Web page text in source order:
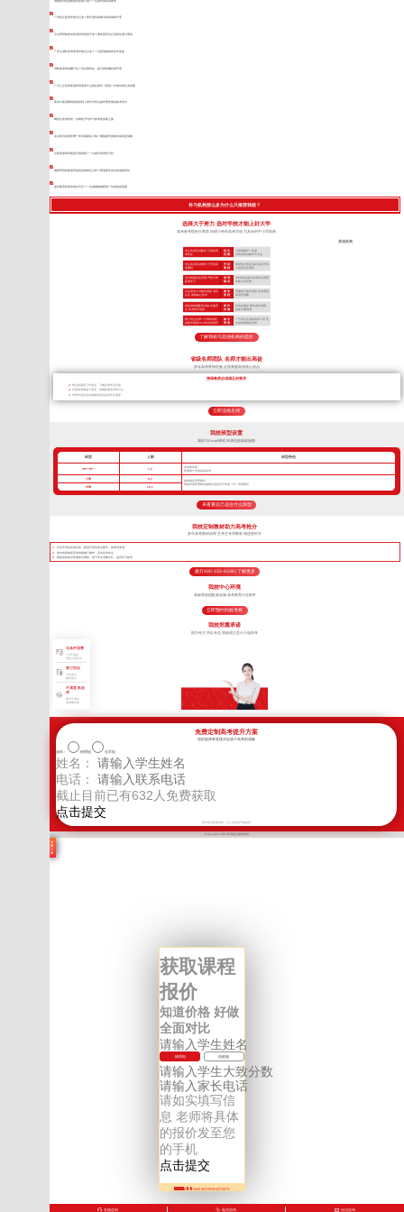
广安私立复读学校怎么选？家长避坑指南与真实体验分享
乐山寄宿制高考复读班到底值不值？课本回归法让高四生涨分更快
广安主城区高考复读学校怎么选？一位陪读妈妈的全年复盘
绵阳复读学校哪个好？别光看排名，提分真相藏在细节里
广元公立高考复读班到底靠什么留住家长？陪读一年摸出的扎实答案
新东方复读费用真的贵吗？家长与学生如何理性规划备考支出
舞蹈生复读学校：自律提升与学习效率的实践之路
凉山民办复读学费一年到底要多少钱？彝族家长的账本算清这笔账
甘孜复读班到底值不值得报？一位家长的理性分析
德阳寄宿制复读学校真实效果怎么样？陪读家长说出的成绩变化
嘉祥教育复读学校好不好？一位成都妈妈陪读一年的真实答案
补习机构那么多为什么只推荐我校？
选择大于努力 选对学校才能上好大学
高考备考院校分两类 深耕川考的高考学校 与其余的中小学机构
其他机构
专注高考应试教学 只招收高
考学生
招 生
范 围
小初高辅导一起做
对高考应试教学不专业
专注高考应试教学 只开设高
考课程
开 设
课 程
根据招生情况 临时决定开设
小初高任意课程
全封闭规范化管理 严抓日常
备考学习
管 理
模 式
非封闭式(或“半封闭式”)管理
非集中式管理
自主研发TLE教学系统 专利
认证 掌握核心技术
教 学
流 程
照搬同行教学流程 学到表面
依葫芦画瓢
高标准校园配套设施 设施齐
全 高考绝不将就
硬 件
设 施
作坊式课堂 硬件条件局限
很多只能将就
两个班主任带一个班加专职
的夜班老师24小时全程陪护
教 学
管 理
一个班主任老师带多个班 无
法做到精细化管理
了解我校与其他机构的差距
省级名师团队 名师才能出高徒
多年高考带班经验 全面掌握高考核心考点
授课教师必须满足的要求
带过多届高三毕业生，了解高考常见问题
对高考考纲深入研究，准确把握高考得分点
所带毕业生高考成绩优异且深受学生喜爱
立即连线名师
我校班型设置
我校TLEscort课程 班课也能因材施教
班型 人数 班型特色
VIP一对一 1人
高考核武器
把握每寸光阴备战高考
小班 8人
超精细化管理模式
我校班课管理模式精细化管控优于常规一对一管理模式
中班 16人
来看看自己适合什么班型
我校定制教材助力高考抢分
多年高考教研成果 艺考生专用教材 精进更科学
针对不同的高考目标，甄选不同的考点教学，将厚书变薄。
每年根据最新高考考纲修订教材，直击高考考点
狠抓基础知识形成知识网络，便于学生理解记忆，提高学习效率
拨打400-155-6338 | 了解更多
我校中心环境
高标准校园配套设施 高考教育行业标杆
立即预约到校考察
我校郑重承诺
因为专注 所以专业 我校成立至今只做高考
无条件退费
7天不满意
交多少退多少
签订协议
入学签订
辅导协议
不满意 换老
师
教学不满意
老师随时换
免费定制高考提升方案
您的选择将直接决定孩子高考的成败
选科： 物理组 化学组
姓名：
电话：
截止目前已有632人免费获取
新学高考郑重承诺，以上信息将严格保密
Copyright © 四川高考提分版权所有
学
费
计
算
获取课程
报价
知道价格 好做
全面对比
物理组 历史组
请如实填写信
息 老师将具体
的报价发至您
的手机
136****5945 30分钟前成功提交
136****5945 32分钟前成功提交
在线咨询 电话咨询 短信咨询